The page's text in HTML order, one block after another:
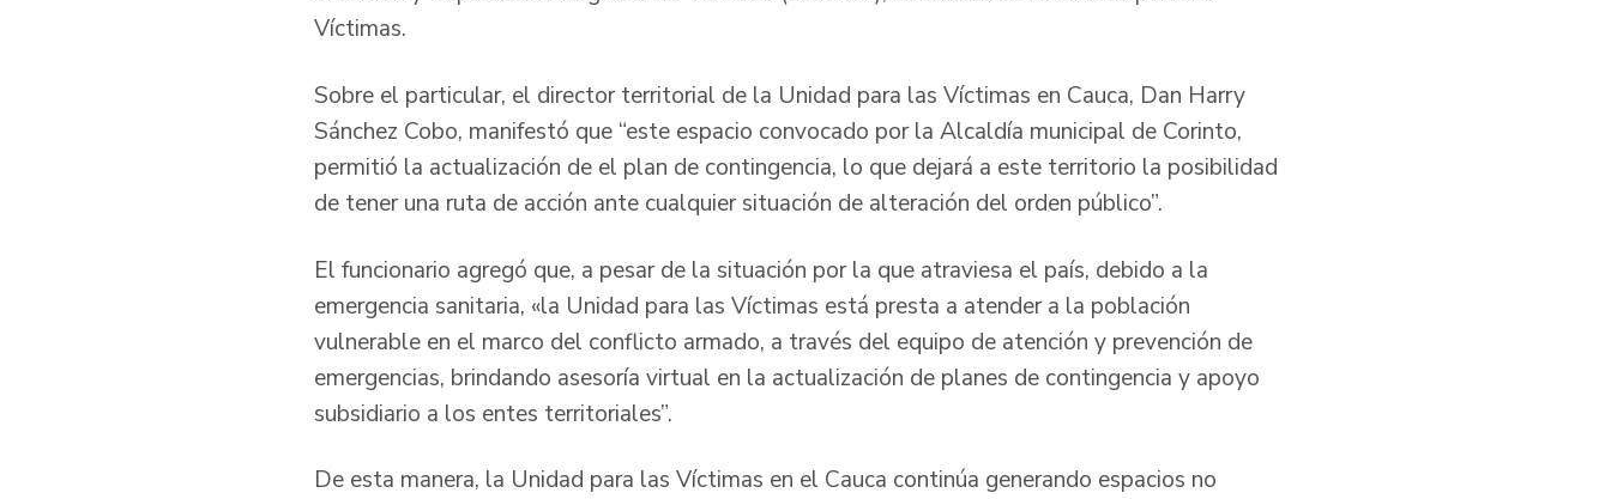
Víctimas.
Sobre el particular, el director territorial de la Unidad para las Víctimas en Cauca, Dan Harry
Sánchez Cobo, manifestó que “este espacio convocado por la Alcaldía municipal de Corinto,
permitió la actualización de el plan de contingencia, lo que dejará a este territorio la posibilidad
de tener una ruta de acción ante cualquier situación de alteración del orden público”.
El funcionario agregó que, a pesar de la situación por la que atraviesa el país, debido a la
emergencia sanitaria, «la Unidad para las Víctimas está presta a atender a la población
vulnerable en el marco del conflicto armado, a través del equipo de atención y prevención de
emergencias, brindando asesoría virtual en la actualización de planes de contingencia y apoyo
subsidiario a los entes territoriales”.
De esta manera, la Unidad para las Víctimas en el Cauca continúa generando espacios no